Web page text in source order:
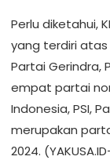
Perlu diketahui,
yang terdiri
Partai Gerindra,
empat partai
Indonesia, PSI,
merupakan
2024.